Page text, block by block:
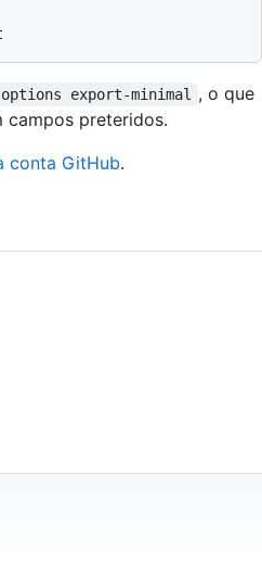
export-minimal
, o que
campos preteridos.
conta GitHub.